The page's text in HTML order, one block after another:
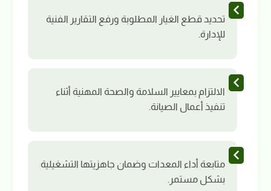
تحديد قطع الغيار المطلوبة ورفع التقارير الفنية
للإدارة.
الالتزام بمعايير السلامة والصحة المهنية أثناء
تنفيذ أعمال الصيانة.
متابعة أداء المعدات وضمان جاهزيتها التشغيلية
بشكل مستمر.